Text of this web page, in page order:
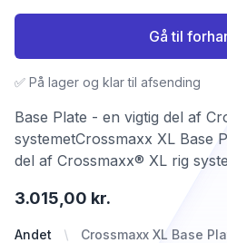
Andet Crossmaxx XL Base
3.015,00 kr.
Base Plate - en vigtig del af
systemetCrossmaxx XL Base
del af Crossmaxx® XL rig
✅ På lager og klar til afsending
Gå til